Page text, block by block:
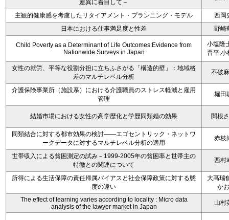
差異に着目して－
主観的健康感を考慮したリタイアメント・プランニング・モデル
西岡
日本における仕事満足度と性差
野崎
Child Poverty as a Determinant of Life Outcomes:Evidence from
Nationwide Surveys in Japan
小塩隆
晋平,小
女性の就労、平等な役割分担に立ちふさがる「構造的壁」：地域格
差のマルチレベル分析
不破
介護保険事業所（施設系）における介護職員のストレス軽減と雇用
管理
堀田
結婚市場における女性の高学歴化と学歴同類婚の効果 関根
同類結合に対する都市効果の検討――エゴセントリック・ネットワ
ークデータに対するマルチレベル分析の適用
赤枝
世帯収入による貧困測定の試み－1999-2005年の貧困率と世帯主の
特徴との関連について
西村
所得による生活保障の責任帰属バイアスと社会保障政策に対する態
度の違い
大髙瑞
か
The effect of learning varies according to locality : Micro data
analysis of the lawyer market in Japan
山村